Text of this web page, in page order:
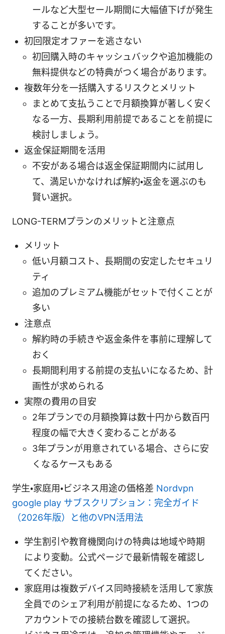
ールなど大型セール期間に大幅値下げが発生
することが多いです。
初回限定オファーを逃さない
初回購入時のキャッシュバックや追加機能の
無料提供などの特典がつく場合があります。
複数年分を一括購入するリスクとメリット
まとめて支払うことで月額換算が著しく安く
なる一方、長期利用前提であることを前提に
検討しましょう。
返金保証期間を活用
不安がある場合は返金保証期間内に試用し
て、満足いかなければ解約・返金を選ぶのも
賢い選択。
LONG-TERMプランのメリットと注意点
メリット
低い月額コスト、長期間の安定したセキュリ
ティ
追加のプレミアム機能がセットで付くことが
多い
注意点
解約時の手続きや返金条件を事前に理解して
おく
長期間利用する前提の支払いになるため、計
画性が求められる
実際の費用の目安
2年プランでの月額換算は数十円から数百円
程度の幅で大きく変わることがある
3年プランが用意されている場合、さらに安
くなるケースもある
学生・家庭用・ビジネス用途の価格差 Nordvpn
google play サブスクリプション：完全ガイド
（2026年版）と他のVPN活用法
学生割引や教育機関向けの特典は地域や時期
により変動。公式ページで最新情報を確認し
てください。
家庭用は複数デバイス同時接続を活用して家族
全員でのシェア利用が前提になるため、1つの
アカウントでの接続台数を確認して選択。